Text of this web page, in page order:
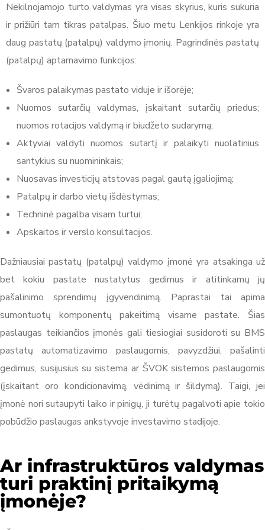
Nekilnojamojo turto valdymas yra visas skyrius, kuris sukuria
ir prižiūri tam tikras patalpas. Šiuo metu Lenkijos rinkoje yra
daug pastatų (patalpų) valdymo įmonių. Pagrindinės pastatų
(patalpų) aptarnavimo funkcijos:
Švaros palaikymas pastato viduje ir išorėje;
Nuomos sutarčių valdymas, įskaitant sutarčių priedus;
nuomos rotacijos valdymą ir biudžeto sudarymą;
Aktyviai valdyti nuomos sutartį ir palaikyti nuolatinius
santykius su nuomininkais;
Nuosavas investicijų atstovas pagal gautą įgaliojimą;
Patalpų ir darbo vietų išdėstymas;
Techninė pagalba visam turtui;
Apskaitos ir verslo konsultacijos.
Dažniausiai pastatų (patalpų) valdymo įmonė yra atsakinga už
bet kokiu pastate nustatytus gedimus ir atitinkamų jų
pašalinimo sprendimų įgyvendinimą. Paprastai tai apima
sumontuotų komponentų pakeitimą visame pastate. Šias
paslaugas teikiančios įmonės gali tiesiogiai susidoroti su BMS
pastatų automatizavimo paslaugomis, pavyzdžiui, pašalinti
gedimus, susijusius su sistema ar ŠVOK sistemos paslaugomis
(įskaitant oro kondicionavimą, vėdinimą ir šildymą). Taigi, jei
įmonė nori sutaupyti laiko ir pinigų, ji turėtų pagalvoti apie tokio
pobūdžio paslaugas ankstyvoje investavimo stadijoje.
Ar infrastruktūros valdymas
turi praktinį pritaikymą
įmonėje?